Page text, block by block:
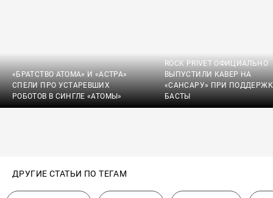
«БРАТСТВО АТОМА» И «АСТРА»
СПЕЛИ ПРО УСТАРЕВШИХ
РОБОТОВ В СИНГЛЕ «АТОМЫ»
ROCK PRIVET ОФИЦИАЛЬНО
ВЫПУСТИЛИ КАВЕР НА
«САНСАРУ» ПРИ
БАСТЫ
ДРУГИЕ СТАТЬИ ПО ТЕГАМ